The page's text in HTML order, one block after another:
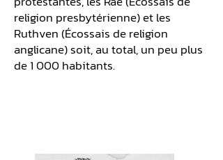
religion presbytérienne) et les
Ruthven (Écossais de religion
anglicane) soit, au total, un peu plus
de 1 000 habitants.